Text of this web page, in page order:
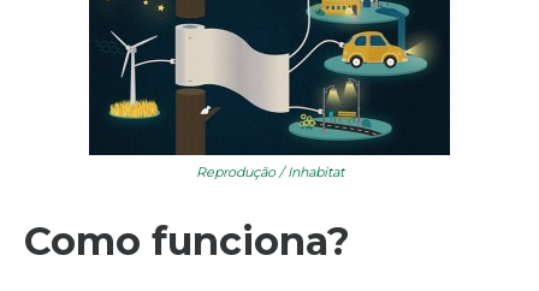
Reprodução / Inhabitat
Como funciona?